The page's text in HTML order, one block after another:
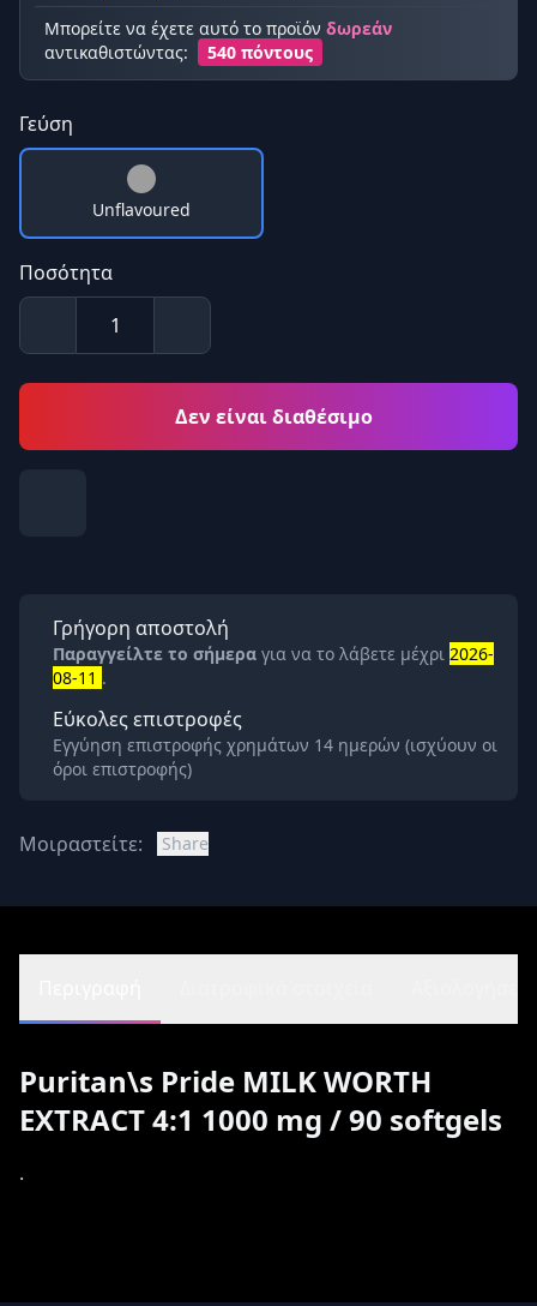
Μπορείτε να έχετε αυτό το προϊόν δωρεάν
αντικαθιστώντας:
540 πόντους
Γεύση
Unflavoured
Ποσότητα
Δεν είναι διαθέσιμο
Γρήγορη αποστολή
Παραγγείλτε το σήμερα για να το λάβετε μέχρι 2026-
08-11 .
Εύκολες επιστροφές
Εγγύηση επιστροφής χρημάτων 14 ημερών (ισχύουν οι
όροι επιστροφής)
Μοιραστείτε: Share
Puritan\s Pride MILK WORTH
EXTRACT 4:1 1000 mg / 90 softgels
.